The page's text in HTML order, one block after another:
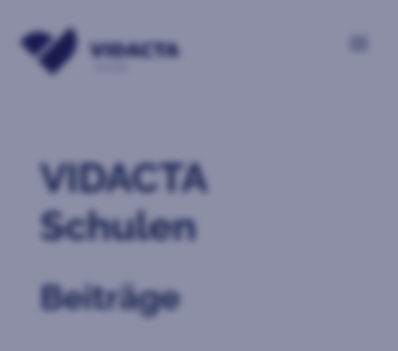
VIDACTA
Schulen
Beiträge